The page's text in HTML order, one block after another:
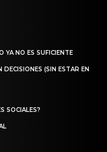
YA NO ES SUFICIENTE
(SIN ESTAR EN
SOCIALES?